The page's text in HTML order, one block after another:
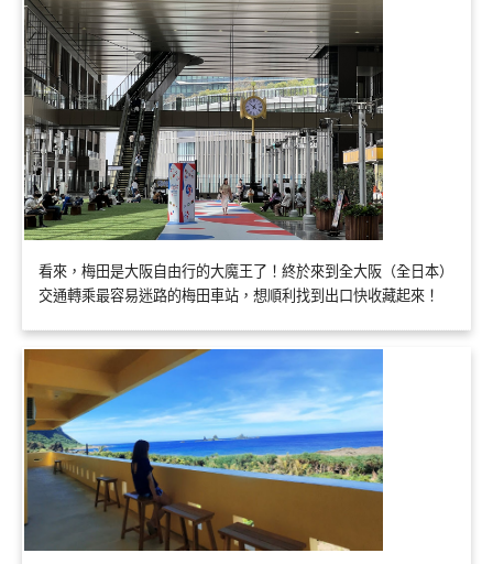
看來，梅田是大阪自由行的大魔王了！終於來到全大阪（全日本）
交通轉乘最容易迷路的梅田車站，想順利找到出口快收藏起來！